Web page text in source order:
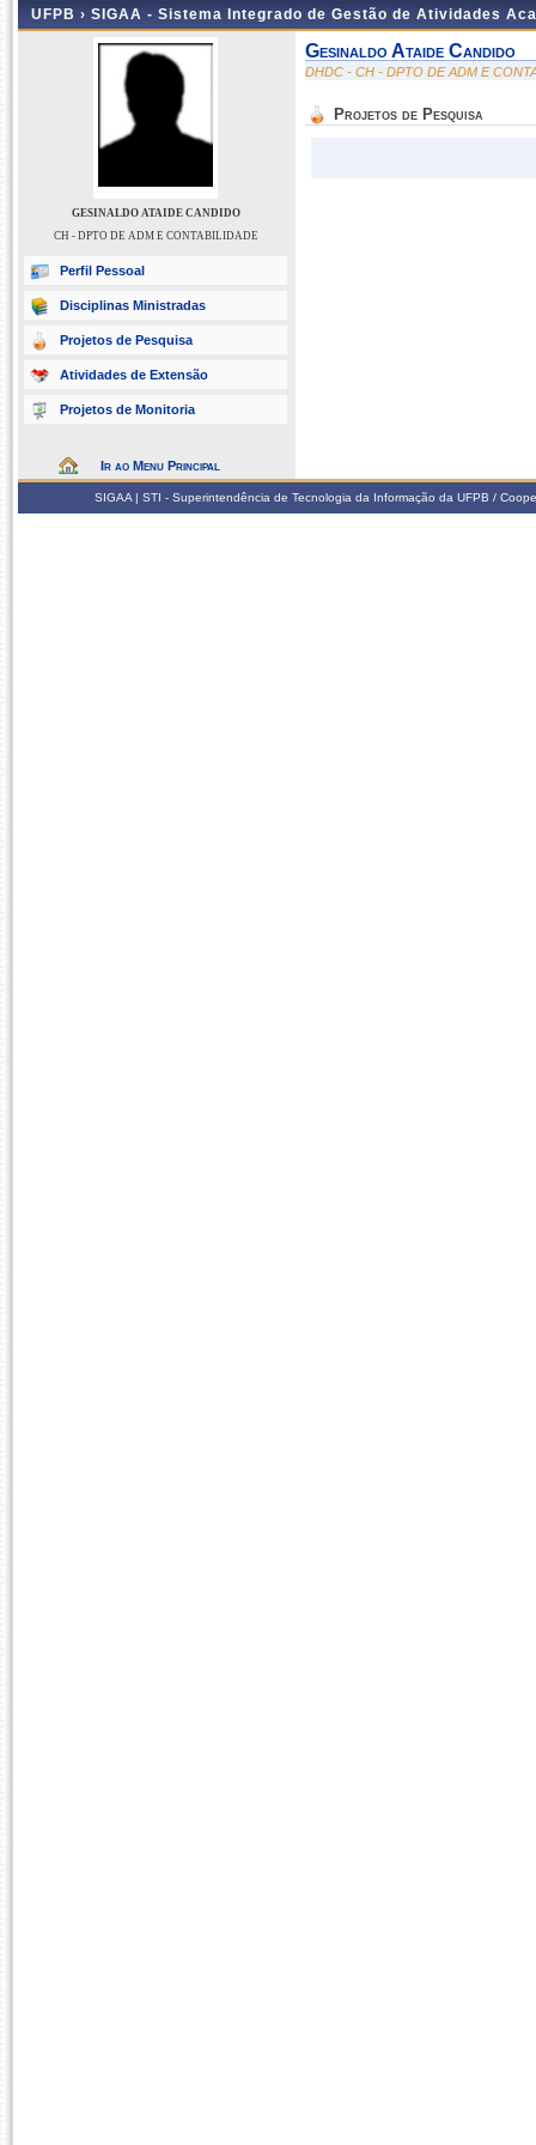
UFPB › SIGAA - Sistema Integrado de Gestão de Atividades
GESINALDO ATAIDE CANDIDO
CH - DPTO DE ADM E CONTABILIDADE
Perfil Pessoal
Disciplinas Ministradas
Projetos de Pesquisa
Atividades de Extensão
Projetos de Monitoria
Ir ao Menu Principal
Gesinaldo Ataide Candido
DHDC - CH - DPTO DE ADM E
Projetos de Pesquisa
SIGAA | STI - Superintendência de Tecnologia da Informação da UFPB /